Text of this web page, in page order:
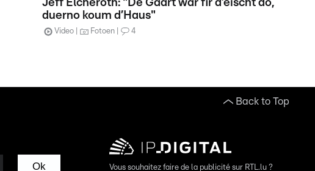
Jeff Elcheroth: "De Gaart war fir d’éischt do,
duerno koum d’Haus"
Video Fotoen 4
Back to Top
Ok
Vous souhaitez faire de la publicité sur RTL.lu ?